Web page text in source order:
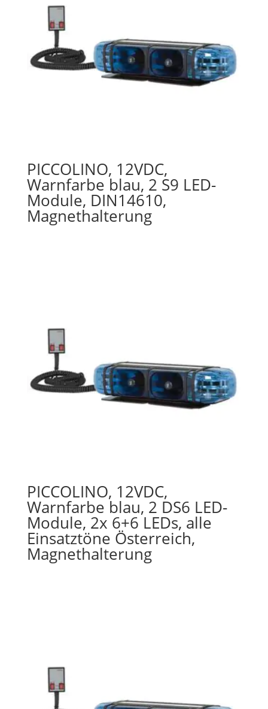
PICCOLINO, 12VDC,
Warnfarbe blau, 2 S9 LED-
Module, DIN14610,
Magnethalterung
PICCOLINO, 12VDC,
Warnfarbe blau, 2 DS6 LED-
Module, 2x 6+6 LEDs, alle
Einsatztöne Österreich,
Magnethalterung